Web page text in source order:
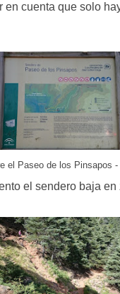
en cuenta que solo
el Paseo de los Pinsapos
el sendero baja en